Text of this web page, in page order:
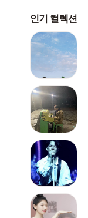
인기 컬렉션